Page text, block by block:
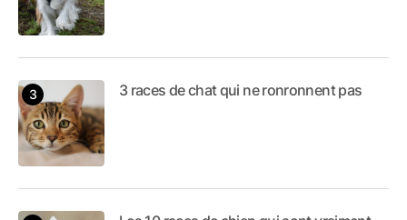
3 races de chat qui ne ronronnent pas